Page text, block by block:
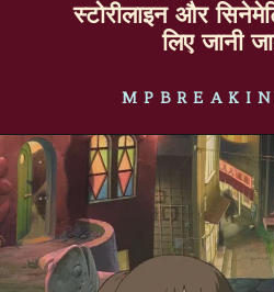
स्टोरीलाइन और
लिए जानी